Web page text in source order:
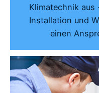
Klimatechnik
Installation und
einen